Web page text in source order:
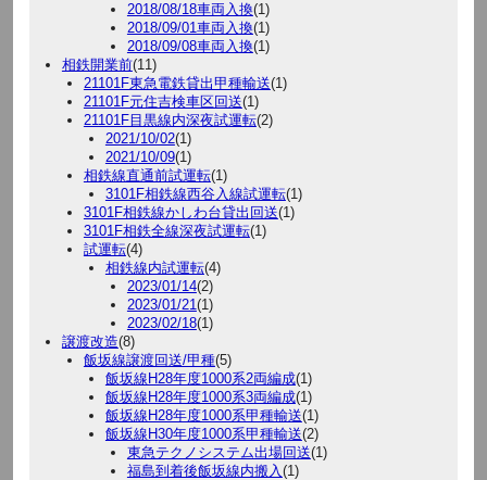
2018/08/18車両入換(1)
2018/09/01車両入換(1)
2018/09/08車両入換(1)
相鉄開業前(11)
21101F東急電鉄貸出甲種輸送(1)
21101F元住吉検車区回送(1)
21101F目黒線内深夜試運転(2)
2021/10/02(1)
2021/10/09(1)
相鉄線直通前試運転(1)
3101F相鉄線西谷入線試運転(1)
3101F相鉄線かしわ台貸出回送(1)
3101F相鉄全線深夜試運転(1)
試運転(4)
相鉄線内試運転(4)
2023/01/14(2)
2023/01/21(1)
2023/02/18(1)
譲渡改造(8)
飯坂線譲渡回送/甲種(5)
飯坂線H28年度1000系2両編成(1)
飯坂線H28年度1000系3両編成(1)
飯坂線H28年度1000系甲種輸送(1)
飯坂線H30年度1000系甲種輸送(2)
東急テクノシステム出場回送(1)
福島到着後飯坂線内搬入(1)